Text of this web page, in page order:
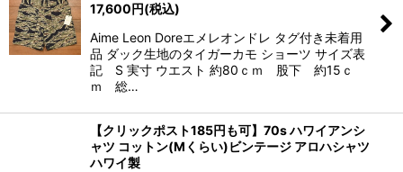
17,600円(税込)
Aime Leon Doreエメレオンドレ タグ付き未着用
品 ダック生地のタイガーカモ ショーツ サイズ表
記 S 実寸 ウエスト 約80ｃｍ 股下 約15ｃ
ｍ 総…
【クリックポスト185円も可】70s ハワイアンシ
ャツ コットン(Mくらい)ビンテージ アロハシャツ
ハワイ製